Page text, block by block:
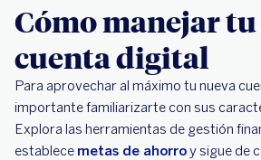
Cómo manejar
cuenta digital
Para aprovechar al máximo tu nueva
importante familiarizarte con sus
Explora las herramientas de gestión
establece metas de ahorroy sigue de